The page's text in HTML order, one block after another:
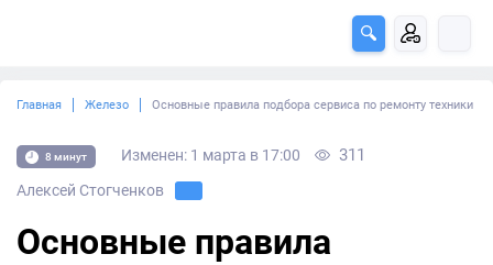
Главная Железо Основные правила подбора сервиса по ремонту техники
8 минут Изменен: 1 марта в 17:00 311
Алексей Стогченков
Основные правила